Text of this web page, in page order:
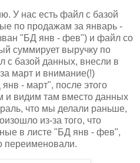
У нас есть файл с базой
по продажам за январь -
"БД янв - фев") и файл со
суммирует выручку по
базой данных, внесли в
март и внимание(!)
- март", после этого
и видим там вместо данных
что мы делали раньше,
из-за того, что
в листе "БД янв - фев",
переименовали.